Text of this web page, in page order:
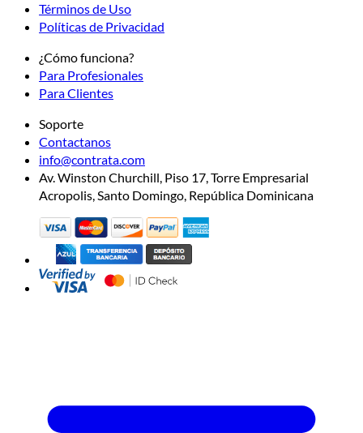
Términos de Uso
Políticas de Privacidad
¿Cómo funciona?
Para Profesionales
Para Clientes
Soporte
Contactanos
info@contrata.com
Av. Winston Churchill, Piso 17, Torre Empresarial
Acropolis, Santo Domingo, República Dominicana